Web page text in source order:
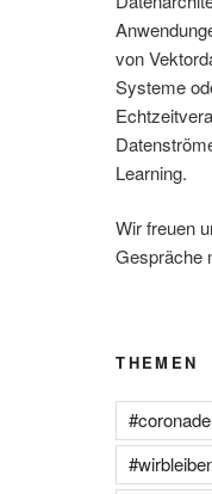
von
Systeme
Learning.
Wir freuen
Gespräche
THEMEN